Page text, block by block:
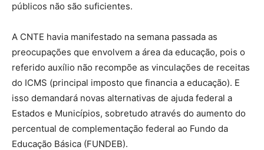
públicos não são suficientes.
A CNTE havia manifestado na semana passada as
preocupações que envolvem a área da educação, pois o
referido auxílio não recompõe as vinculações de receitas
do ICMS (principal imposto que financia a educação). E
isso demandará novas alternativas de ajuda federal a
Estados e Municípios, sobretudo através do aumento do
percentual de complementação federal ao Fundo da
Educação Básica (FUNDEB).